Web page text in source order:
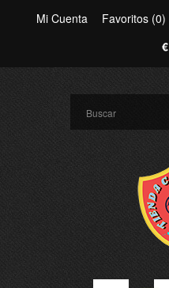
Mi Cuenta Favoritos (0)
€